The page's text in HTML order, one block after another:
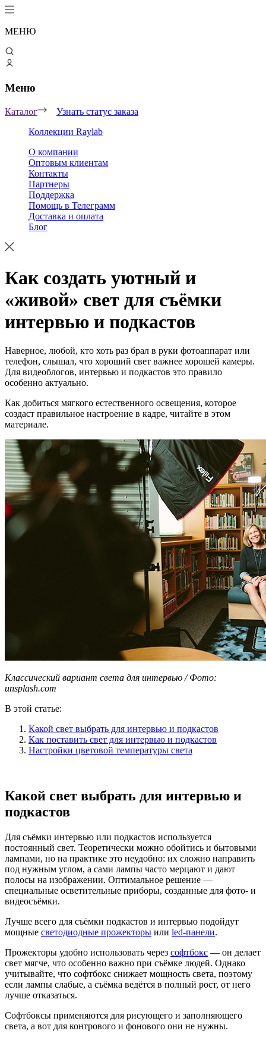
МЕНЮ
Меню
Каталог
Узнать статус заказа
Коллекции Raylab
О компании
Оптовым клиентам
Контакты
Партнеры
Поддержка
Помощь в Телеграмм
Доставка и оплата
Блог
Как создать уютный и
«живой» свет для съёмки
интервью и подкастов
Наверное, любой, кто хоть раз брал в руки фотоаппарат или
телефон, слышал, что хороший свет важнее хорошей камеры.
Для видеоблогов, интервью и подкастов это правило
особенно актуально.
Как добиться мягкого естественного освещения, которое
создаст правильное настроение в кадре, читайте в этом
материале.
Классический вариант света для интервью / Фото:
unsplash.com
В этой статье:
Какой свет выбрать для интервью и подкастов
Как поставить свет для интервью и подкастов
Настройки цветовой температуры света
Какой свет выбрать для интервью и
подкастов
Для съёмки интервью или подкастов используется
постоянный свет. Теоретически можно обойтись и бытовыми
лампами, но на практике это неудобно: их сложно направить
под нужным углом, а сами лампы часто мерцают и дают
полосы на изображении. Оптимальное решение —
специальные осветительные приборы, созданные для фото- и
видеосъёмки.
Лучше всего для съёмки подкастов и интервью подойдут
мощные светодиодные прожекторы или led-панели.
Прожекторы удобно использовать через софтбокс — он делает
свет мягче, что особенно важно при съёмке людей. Однако
учитывайте, что софтбокс снижает мощность света, поэтому
если лампы слабые, а съёмка ведётся в полный рост, от него
лучше отказаться.
Софтбоксы применяются для рисующего и заполняющего
света, а вот для контрового и фонового они не нужны.